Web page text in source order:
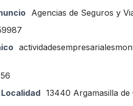
Agencias de Seguros y
13440 Argamasilla de